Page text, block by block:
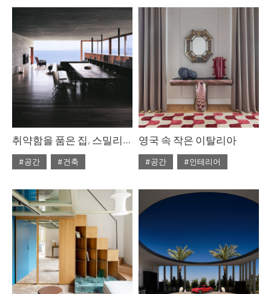
#2026년5월호
취약함을 품은 집, 스밀리안 라디치의 안식처
#공간
#건축
#2026년5월호
영국 속 작은 이탈리아
#공간
#인테리어
#2026년5월호